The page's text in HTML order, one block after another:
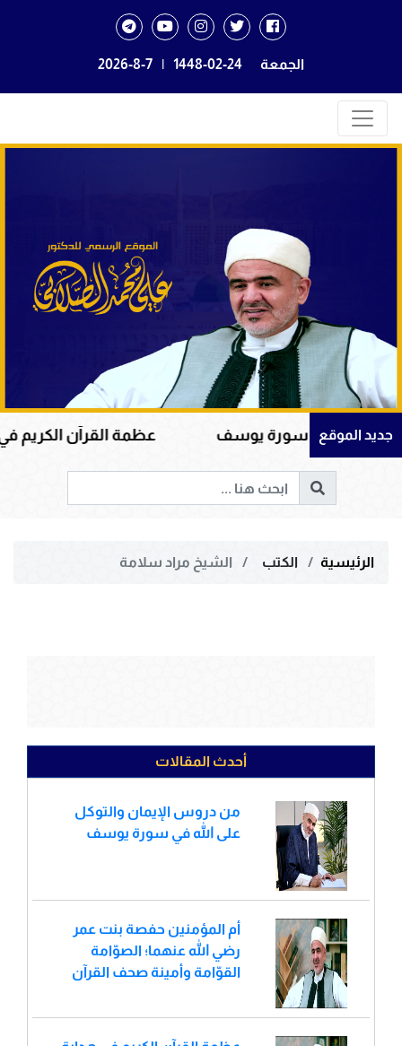
الجمعة 1448-02-24
|
2026-8-7
جديد الموقع
في سورة يوسف عظمة القرآن الكريم في
الرئيسية الكتب الشيخ مراد سلامة
أحدث المقالات
من دروس الإيمان والتوكل
على الله في سورة يوسف
أم المؤمنين حفصة بنت عمر
رضي الله عنهما؛ الصوّامة
القوّامة وأمينة صحف القرآن